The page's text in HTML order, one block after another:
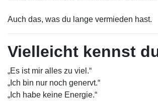
Auch das, was du lange vermieden hast.
Vielleicht kennst
„Es ist mir alles zu viel.“
„Ich bin nur noch genervt.“
„Ich habe keine Energie.“